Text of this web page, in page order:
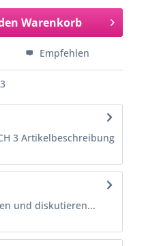
Warenkorb
Empfehlen
3 Artikelbeschreibung
und diskutieren...